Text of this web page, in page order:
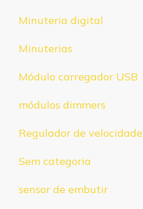
Minuteria digital
Minuterias
Módulo carregador USB
módulos dimmers
Regulador de velocidade
Sem categoria
sensor de embutir